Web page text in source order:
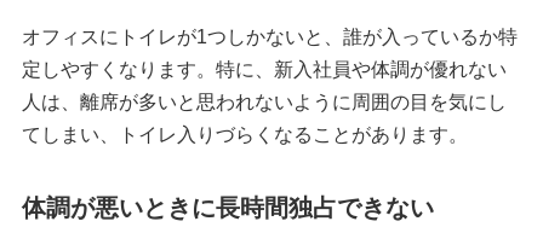
オフィスにトイレが1つしかないと、誰が入っているか特
定しやすくなります。特に、新入社員や体調が優れない
人は、離席が多いと思われないように周囲の目を気にし
てしまい、トイレ入りづらくなることがあります。
体調が悪いときに長時間独占できない